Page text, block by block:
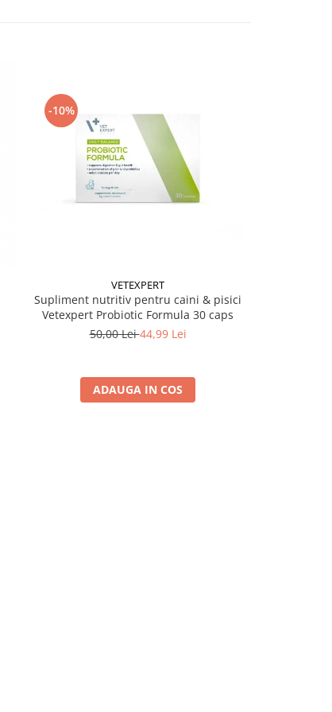
-10%
VETEXPERT
Supliment nutritiv pentru caini & pisici
Vetexpert Probiotic Formula 30 caps
50,00 Lei44,99 Lei
ADAUGA IN COS